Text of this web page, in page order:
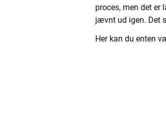
proces, men det
jævnt ud igen. Det
Her kan du enten